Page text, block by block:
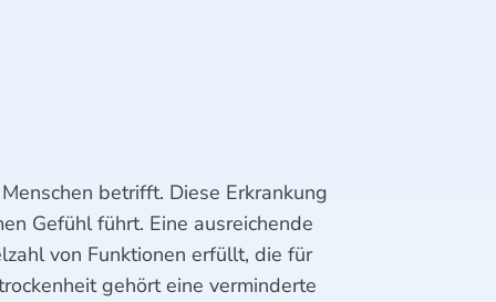
betrifft. Diese Erkrankung
Gefühl führt. Eine ausreichende
von Funktionen erfüllt, die für
gehört eine verminderte